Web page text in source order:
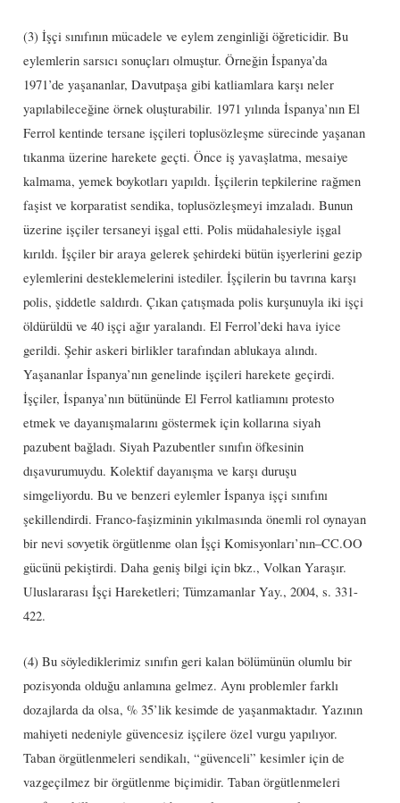
(3) İşçi sınıfının mücadele ve eylem zenginliği öğreticidir. Bu
eylemlerin sarsıcı sonuçları olmuştur. Örneğin İspanya’da
1971’de yaşananlar, Davutpaşa gibi katliamlara karşı neler
yapılabileceğine örnek oluşturabilir. 1971 yılında İspanya’nın El
Ferrol kentinde tersane işçileri toplusözleşme sürecinde yaşanan
tıkanma üzerine harekete geçti. Önce iş yavaşlatma, mesaiye
kalmama, yemek boykotları yapıldı. İşçilerin tepkilerine rağmen
faşist ve korparatist sendika, toplusözleşmeyi imzaladı. Bunun
üzerine işçiler tersaneyi işgal etti. Polis müdahalesiyle işgal
kırıldı. İşçiler bir araya gelerek şehirdeki bütün işyerlerini gezip
eylemlerini desteklemelerini istediler. İşçilerin bu tavrına karşı
polis, şiddetle saldırdı. Çıkan çatışmada polis kurşunuyla iki işçi
öldürüldü ve 40 işçi ağır yaralandı. El Ferrol’deki hava iyice
gerildi. Şehir askeri birlikler tarafından ablukaya alındı.
Yaşananlar İspanya’nın genelinde işçileri harekete geçirdi.
İşçiler, İspanya’nın bütününde El Ferrol katliamını protesto
etmek ve dayanışmalarını göstermek için kollarına siyah
pazubent bağladı. Siyah Pazubentler sınıfın öfkesinin
dışavurumuydu. Kolektif dayanışma ve karşı duruşu
simgeliyordu. Bu ve benzeri eylemler İspanya işçi sınıfını
şekillendirdi. Franco-faşizminin yıkılmasında önemli rol oynayan
bir nevi sovyetik örgütlenme olan İşçi Komisyonları’nın–CC.OO
gücünü pekiştirdi. Daha geniş bilgi için bkz., Volkan Yaraşır.
Uluslararası İşçi Hareketleri; Tümzamanlar Yay., 2004, s. 331-
422.
(4) Bu söylediklerimiz sınıfın geri kalan bölümünün olumlu bir
pozisyonda olduğu anlamına gelmez. Aynı problemler farklı
dozajlarda da olsa, % 35’lik kesimde de yaşanmaktadır. Yazının
mahiyeti nedeniyle güvencesiz işçilere özel vurgu yapılıyor.
Taban örgütlenmeleri sendikalı, “güvenceli” kesimler için de
vazgeçilmez bir örgütlenme biçimidir. Taban örgütlenmeleri